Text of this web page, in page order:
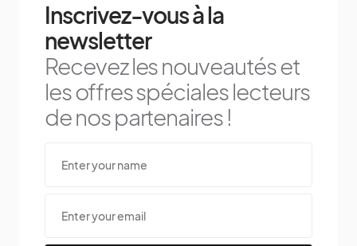
Inscrivez-vous à la
newsletter
Recevez les nouveautés et
les offres spéciales lecteurs
de nos partenaires !